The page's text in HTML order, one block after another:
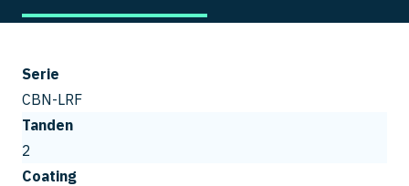
Serie
CBN-LRF
Tanden
2
Coating